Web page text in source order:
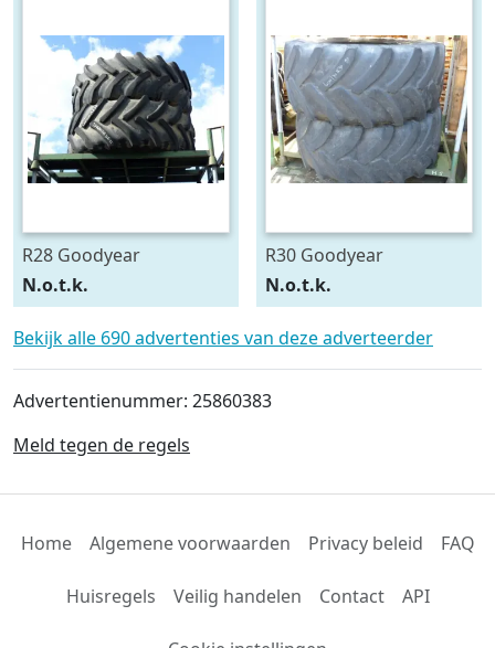
R28 Goodyear
540/75R28
N.o.t.k.
R30 Goodyear
600/70R30
N.o.t.k.
Bekijk alle 690 advertenties van deze adverteerder
Advertentienummer: 25860383
Meld tegen de regels
Home Algemene voorwaarden Privacy beleid FAQ
Huisregels Veilig handelen Contact API